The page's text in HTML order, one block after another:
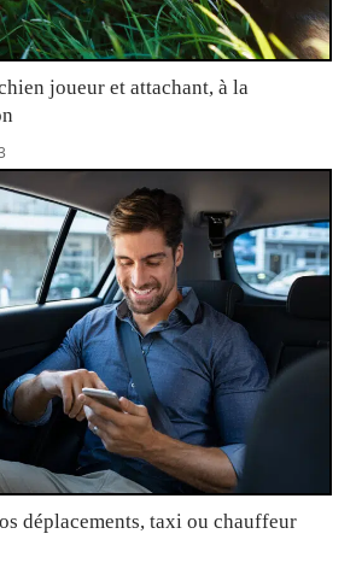
joueur et attachant, à la
déplacements, taxi ou chauffeur